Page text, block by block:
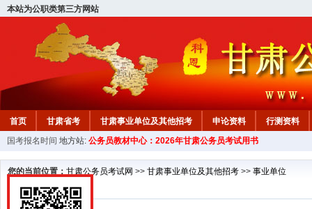
本站为公职类第三方网站
首页 甘肃省考 甘肃事业单位及其他招考 申论资料
行测资料
国考报名时间 地方站: 公务员教材中心：2026年甘肃公务员考试用书
您的当前位置： 甘肃公务员考试网 >> 甘肃事业单位及其他招考 >> 事业单位